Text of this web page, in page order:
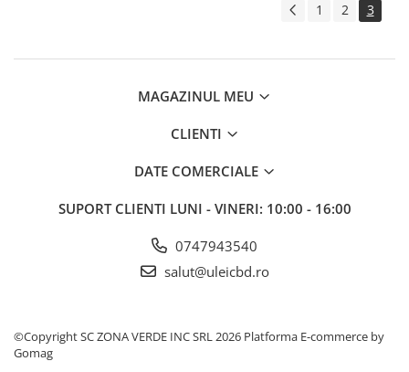
1 2 3
MAGAZINUL MEU
CLIENTI
DATE COMERCIALE
SUPORT CLIENTI LUNI - VINERI: 10:00 - 16:00
0747943540
salut@uleicbd.ro
©Copyright SC ZONA VERDE INC SRL 2026 Platforma E-commerce by
Gomag